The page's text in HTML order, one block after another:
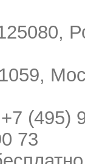
(495)
73